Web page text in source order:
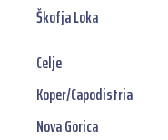
Škofja Loka
Celje
Koper/Capodistria
Nova Gorica